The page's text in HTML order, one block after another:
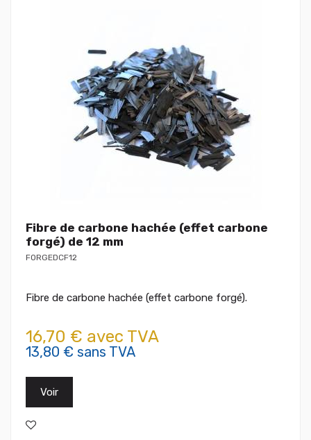
Fibre de carbone hachée (effet carbone
forgé) de 12 mm
FORGEDCF12
Fibre de carbone hachée (effet carbone forgé).
16,70 € avec TVA
13,80 € sans TVA
Voir